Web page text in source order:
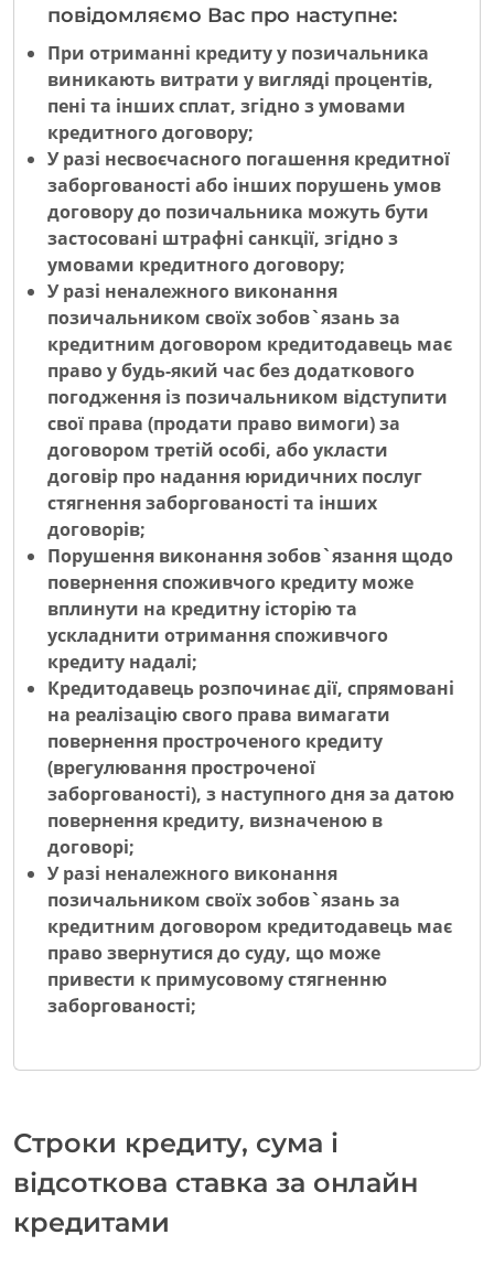
повідомляємо Вас про наступне:
При отриманні кредиту у позичальника
виникають витрати у вигляді процентів,
пені та інших сплат, згідно з умовами
кредитного договору;
У разі несвоєчасного погашення кредитної
заборгованості або інших порушень умов
договору до позичальника можуть бути
застосовані штрафні санкції, згідно з
умовами кредитного договору;
У разі неналежного виконання
позичальником своїх зобов`язань за
кредитним договором кредитодавець має
право у будь-який час без додаткового
погодження із позичальником відступити
свої права (продати право вимоги) за
договором третій особі, або укласти
договір про надання юридичних послуг
стягнення заборгованості та інших
договорів;
Порушення виконання зобов`язання щодо
повернення споживчого кредиту може
вплинути на кредитну історію та
ускладнити отримання споживчого
кредиту надалі;
Кредитодавець розпочинає дії, спрямовані
на реалізацію свого права вимагати
повернення простроченого кредиту
(врегулювання простроченої
заборгованості), з наступного дня за датою
повернення кредиту, визначеною в
договорі;
У разі неналежного виконання
позичальником своїх зобов`язань за
кредитним договором кредитодавець має
право звернутися до суду, що може
привести к примусовому стягненню
заборгованості;
Строки кредиту, сума і
відсоткова ставка за онлайн
кредитами